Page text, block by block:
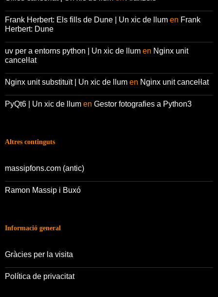
Frank Herbert: Els fills de Dune | Un xic de llum en Frank
Herbert: Dune
uv per a entorns python | Un xic de llum en Nginx unit
canceŀlat
Nginx unit substituït | Un xic de llum en Nginx unit canceŀlat
PyQt6 | Un xic de llum en Gestor fotografies a Python3
Altres continguts
massipfons.com (antic)
Ramon Massip i Buxó
Informació general
Gràcies per la visita
Política de privacitat